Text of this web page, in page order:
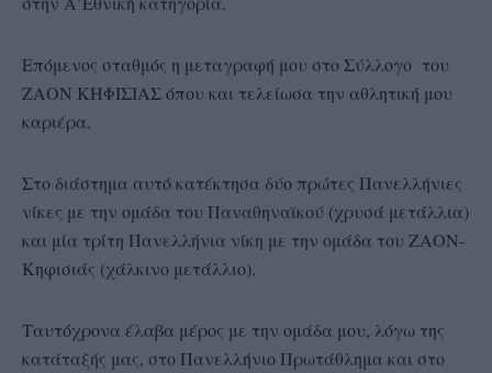
Επόμενος σταθμός η μεταγραφή μου στο Σύλλογο του
ΖΑΟΝ ΚΗΦΙΣΙΑΣ όπου και τελείωσα την αθλητική μου
καριέρα.
Στο διάστημα αυτό κατέκτησα δύο πρώτες Πανελλήνιες
νίκες με την ομάδα του Παναθηναϊκού (χρυσά μετάλλια)
και μία τρίτη Πανελλήνια νίκη με την ομάδα του ΖΑΟΝ-
Κηφισιάς (χάλκινο μετάλλιο).
Ταυτόχρονα έλαβα μέρος με την ομάδα μου, λόγω της
κατάταξής μας, στο Πανελλήνιο Πρωτάθλημα και στο